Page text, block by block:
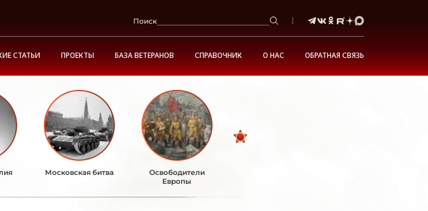
Поиск
СТАТЬИ ПРОЕКТЫ БАЗА ВЕТЕРАНОВ СПРАВОЧНИК О НАС ОБРАТНАЯ СВЯЗЬ
Московская битва
Освободители
Европы